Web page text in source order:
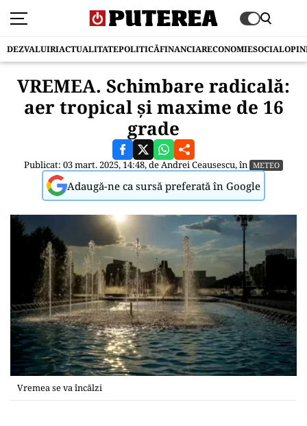
DEZVALUIRIACTUALITATEPOLITICĂFINANCIARECONOMIESOCIAL
VREMEA. Schimbare radicală:
aer tropical și maxime de 16
grade
Publicat: 03 mart. 2025, 14:48, deAndrei Ceausescu, în METEO
Adaugă-ne ca sursă preferată în Google
Vremea se va încălzi